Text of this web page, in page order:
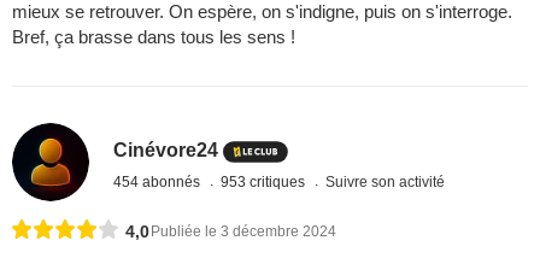
mieux se retrouver. On espère, on s'indigne, puis on s'interroge.
Bref, ça brasse dans tous les sens !
Cinévore24
454 abonnés 953 critiques Suivre son activité
4,0Publiée le 3 décembre 2024